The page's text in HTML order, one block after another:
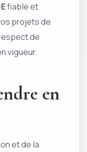
fiable et
projets de
de
vigueur.
en
et de la